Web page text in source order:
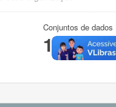
Conjuntos de dados
1